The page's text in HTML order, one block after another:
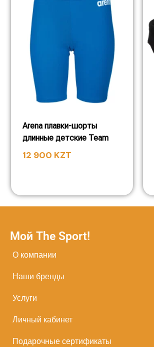
Arena плавки-шорты
длинные детские Team
12 900 KZT
Мой The Sport!
О компании
Наши бренды
Услуги
Личный кабинет
Подарочные сертификаты